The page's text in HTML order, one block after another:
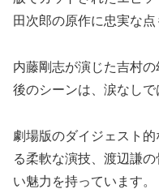
田次郎の原作に忠実な点
内藤剛志が演じた吉村
後のシーンは、涙なしで
劇場版のダイジェスト
る柔軟な演技、渡辺謙
い魅力を持っています。